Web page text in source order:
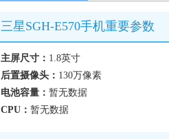
三星SGH-E570手机重要参数
主屏尺寸： 1.8英寸
后置摄像头： 130万像素
电池容量： 暂无数据
CPU： 暂无数据